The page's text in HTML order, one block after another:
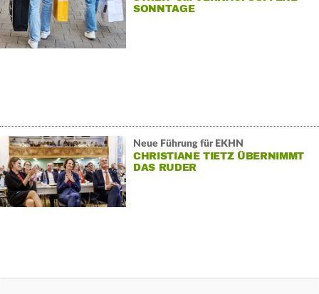
SONNTAGE
Neue Führung für EKHN
CHRISTIANE TIETZ ÜBERNIMMT
DAS RUDER